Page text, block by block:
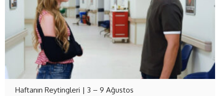
Haftanın Reytingleri | 3 – 9 Ağustos